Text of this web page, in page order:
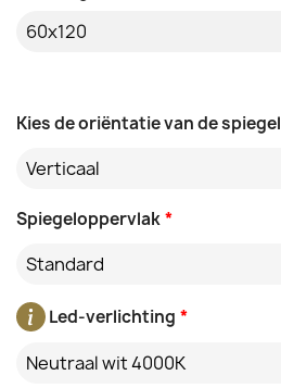
Kies de oriëntatie van de spiegel
Verticaal
*
Spiegeloppervlak
Standard
*
Led-verlichting
Neutraal wit 4000K